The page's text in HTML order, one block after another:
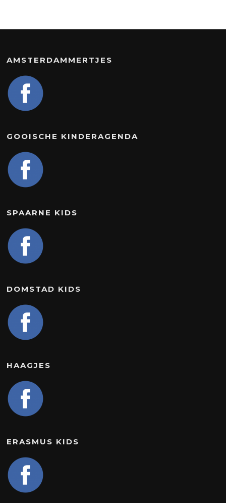
AMSTERDAMMERTJES
GOOISCHE KINDERAGENDA
SPAARNE KIDS
DOMSTAD KIDS
HAAGJES
ERASMUS KIDS